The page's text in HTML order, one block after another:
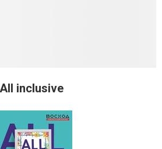
All inclusive